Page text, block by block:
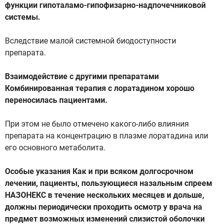
функции гипоталамо-гипофизарно-надпочечниковой
системы.
Вследствие малой системной биодоступности
препарата.
Взаимодействие с другими препаратами
Комбинированная терапия с лоратадином хорошо
переносилась пациентами.
При этом не было отмечено какого-либо влияния
препарата на концентрацию в плазме лоратадина или
его основного метаболита.
Особые указания Как и при всяком долгосрочном
лечении, пациенты, пользующиеся назальным спреем
НАЗОНЕКС в течение нескольких месяцев и дольше,
должны периодически проходить осмотр у врача на
предмет возможных изменений слизистой оболочки